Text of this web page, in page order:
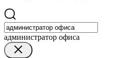
администратор офиса